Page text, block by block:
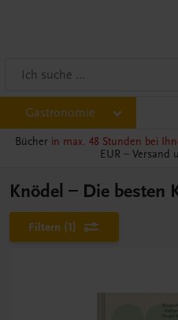
Gastronomie
Bücher in max. 48 Stunden bei
EUR – Versand
Knödel – Die besten
Filtern (1)